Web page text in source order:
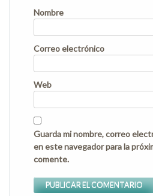
Nombre
Correo electrónico
Web
Guarda mi nombre, correo
en este navegador para la
comente.